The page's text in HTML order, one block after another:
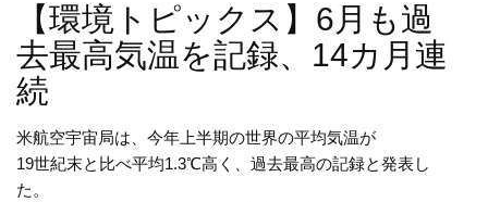
【環境トピックス】6月も過
去最高気温を記録、14カ月連
続
米航空宇宙局は、今年上半期の世界の平均気温が
19世紀末と比べ平均1.3℃高く、過去最高の記録と発表し
た。